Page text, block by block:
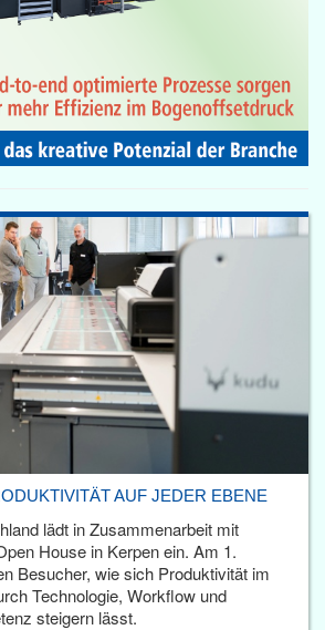
AUF JEDER EBENE
lädt in Zusammenarbeit mit
House in Kerpen ein. Am 1.
Besucher, wie sich Produktivität im
Technologie, Workflow und
steigern lässt.